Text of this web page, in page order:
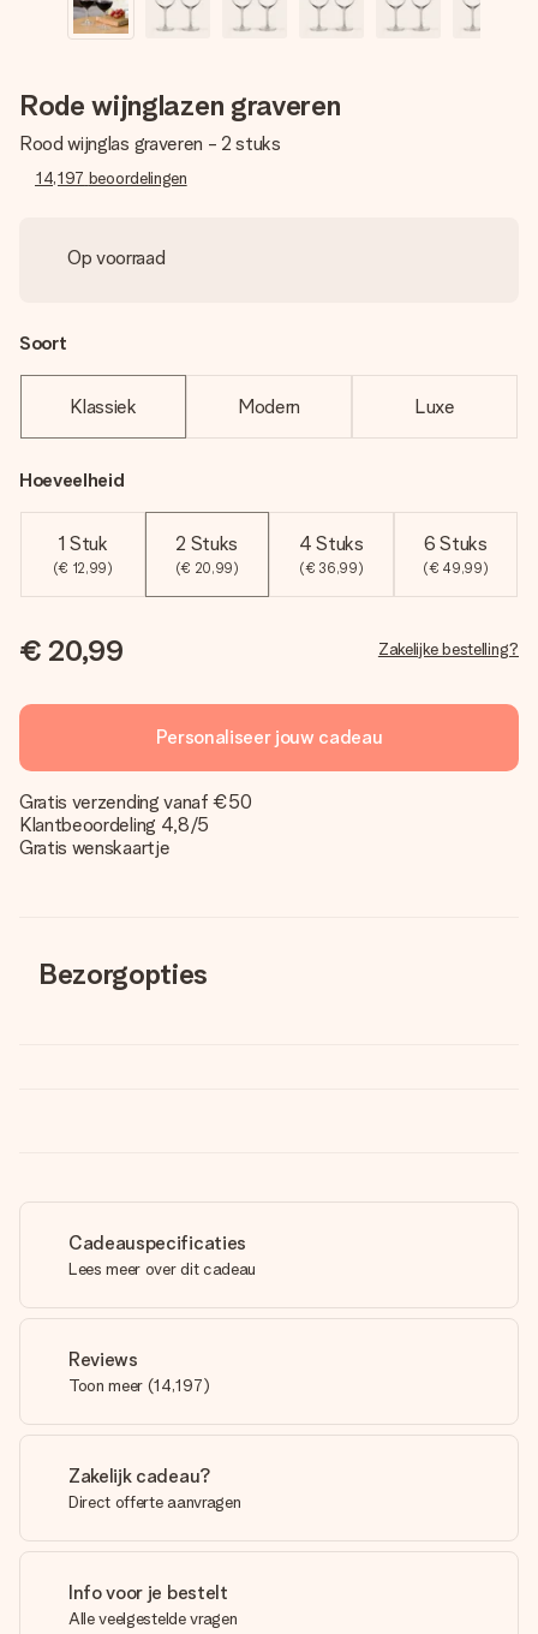
Rode wijnglazen graveren
Rood wijnglas graveren - 2 stuks
14,197 beoordelingen
Op voorraad
Soort
Klassiek Modern Luxe
Hoeveelheid
1 Stuk
(€ 12,99)
2 Stuks
(€ 20,99)
4 Stuks
(€ 36,99)
6 Stuks
(€ 49,99)
€ 20,99 Zakelijke bestelling?
Personaliseer jouw cadeau
Gratis verzending vanaf €50
Klantbeoordeling 4,8/5
Gratis wenskaartje
Bezorgopties
Cadeauspecificaties
Lees meer over dit cadeau
Reviews
Toon meer (14,197)
Zakelijk cadeau?
Direct offerte aanvragen
Info voor je bestelt
Alle veelgestelde vragen